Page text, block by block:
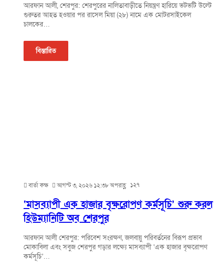
আরফান আলী, শেরপুর: শেরপুরের নালিতাবাড়ীতে নিয়ন্ত্রণ হারিয়ে ভটভটি উল্টে
গুরুতর আহত হওয়ার পর রাসেল মিয়া (২৮) নামে এক মোটরসাইকেল
চালকের…
বিস্তারিত
বার্তা কক্ষ আগস্ট ৩, ২০২৬ ১২:৩৮ অপরাহ্ণ ১২৭
‘মাসব্যাপী এক হাজার বৃক্ষরোপণ কর্মসূচি’ শুরু করল
হিউম্যানিটি অব শেরপুর
আরফান আলী শেরপুর: পরিবেশ সংরক্ষণ, জলবায়ু পরিবর্তনের বিরূপ প্রভাব
মোকাবিলা এবং সবুজ শেরপুর গড়ার লক্ষ্যে মাসব্যাপী ‘এক হাজার বৃক্ষরোপণ
কর্মসূচি’…